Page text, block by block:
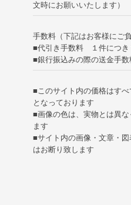
文時にお願いいたします）
手数料（下記はお客様にご
■代引き手数料 １件につき
■銀行振込みの際の送金手数
■このサイト内の価格はす
となっております
■画像の色は、実物とは異
ます
■サイト内の画像・文章・
はお断り致します